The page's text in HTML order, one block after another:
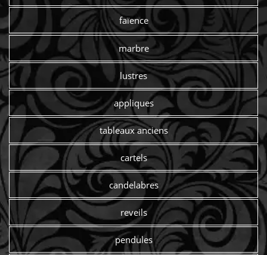
faïence
marbre
lustres
appliques
tableaux anciens
cartels
candelabres
reveils
pendules